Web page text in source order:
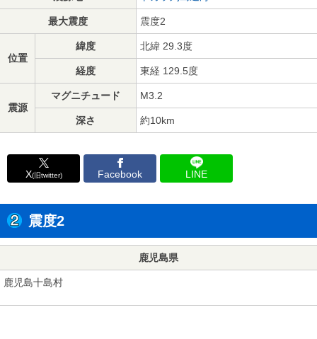
最大震度 震度2
位置
緯度 北緯 29.3度
経度 東経 129.5度
震源
マグニチュード M3.2
深さ 約10km
X(旧twitter) Facebook LINE
震度2
鹿児島県
鹿児島十島村